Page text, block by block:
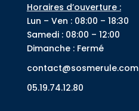
Horaires d’ouverture :
Lun – Ven : 08:00 – 18:30
Samedi : 08:00 – 12:00
Dimanche : Fermé
contact@sosmerule.com
05.19.74.12.80